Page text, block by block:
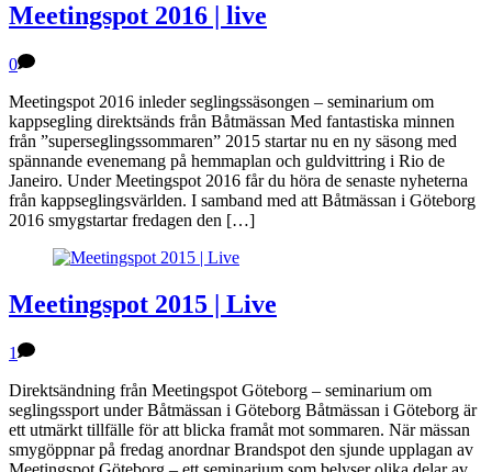
Meetingspot 2016 | live
0
Meetingspot 2016 inleder seglingssäsongen – seminarium om
kappsegling direktsänds från Båtmässan Med fantastiska minnen
från ”superseglingssommaren” 2015 startar nu en ny säsong med
spännande evenemang på hemmaplan och guldvittring i Rio de
Janeiro. Under Meetingspot 2016 får du höra de senaste nyheterna
från kappseglingsvärlden. I samband med att Båtmässan i Göteborg
2016 smygstartar fredagen den […]
Meetingspot 2015 | Live
1
Direktsändning från Meetingspot Göteborg – seminarium om
seglingssport under Båtmässan i Göteborg Båtmässan i Göteborg är
ett utmärkt tillfälle för att blicka framåt mot sommaren. När mässan
smygöppnar på fredag anordnar Brandspot den sjunde upplagan av